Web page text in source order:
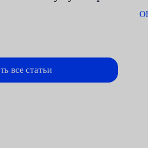
все статьи